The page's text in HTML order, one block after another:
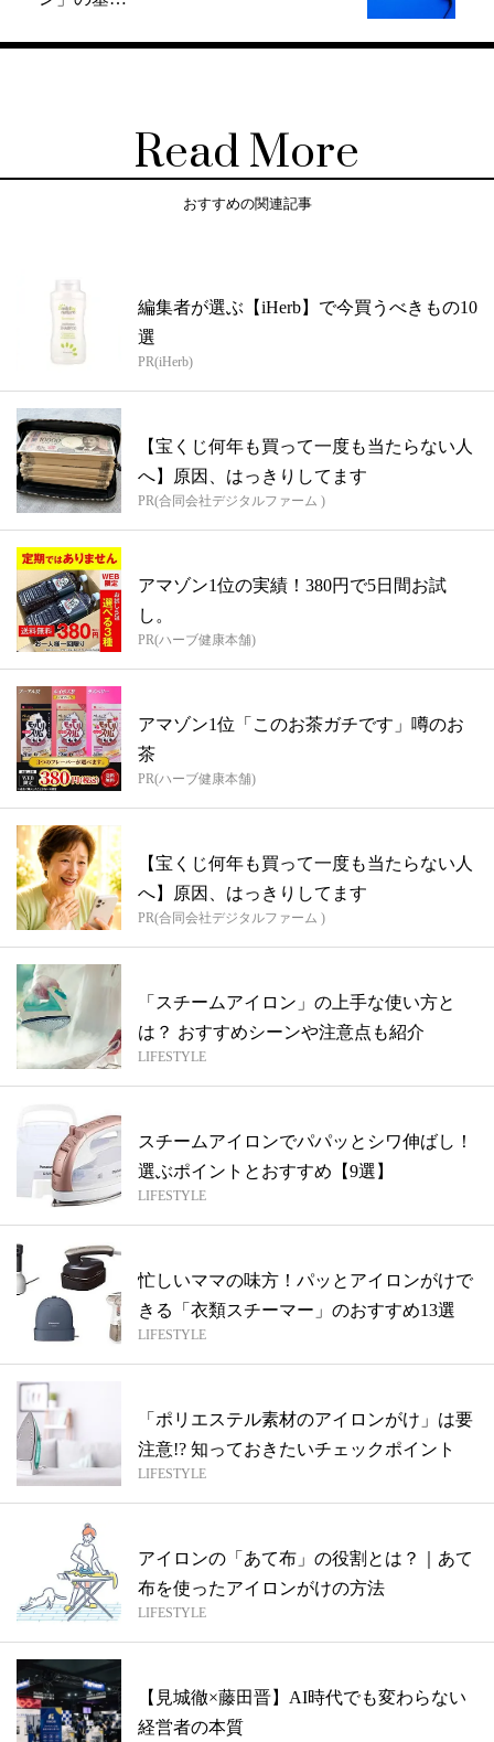
Read More
おすすめの関連記事
編集者が選ぶ【iHerb】で今買うべきもの10
選
PR(iHerb)
【宝くじ何年も買って一度も当たらない人
へ】原因、はっきりしてます
PR(合同会社デジタルファーム )
アマゾン1位の実績！380円で5日間お試
し。
PR(ハーブ健康本舗)
アマゾン1位「このお茶ガチです」噂のお
茶
PR(ハーブ健康本舗)
【宝くじ何年も買って一度も当たらない人
へ】原因、はっきりしてます
PR(合同会社デジタルファーム )
「スチームアイロン」の上手な使い方と
は？ おすすめシーンや注意点も紹介
LIFESTYLE
スチームアイロンでパパッとシワ伸ばし！
選ぶポイントとおすすめ【9選】
LIFESTYLE
忙しいママの味方！パッとアイロンがけで
きる「衣類スチーマー」のおすすめ13選
LIFESTYLE
「ポリエステル素材のアイロンがけ」は要
注意!? 知っておきたいチェックポイント
LIFESTYLE
アイロンの「あて布」の役割とは？｜あて
布を使ったアイロンがけの方法
LIFESTYLE
【見城徹×藤田晋】AI時代でも変わらない
経営者の本質